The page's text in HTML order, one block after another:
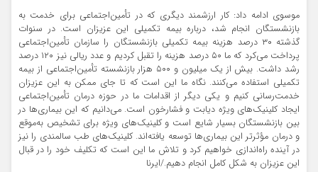
موسوی ادامه داد: کار ارزشمند دیگری که در تأمین‌اجتماعی برای خدمت به
بازنشستگان انجام شد، درباره بیمه تکمیلی این عزیزان است. در سنوات
گذشته ۳۰ درصد هزینه بیمه تکمیلی بازنشستگان را سازمان تأمین‌اجتماعی
پرداخت می‌کرد که ما ۵۰ درصد هزینه را تقبل کردیم و عدد ریالی نیز ۱۲۰ درصد
رشد داشت. بیش از یک میلیون و ۵۰۰ هزار بازنشسته تأمین‌اجتماعی از بیمه
تکمیلی استفاده می‌کنند. نگاه ما این است که تا جای ممکن به این عزیزان
خدمت‌رسانی کنیم و یکی دیگر از اقدامات ما در حوزه درمان تأمین‌اجتماعی
ایجاد کلینیک‌های ویژه دیابت و فشارخون است. می‌دانیم که این بیماری‌ها در
بین بازنشستگان بسیار شایع است و کلینیک‌های ویژه برای تشخیص به‌موقع
و درمان مؤثرتر این بیماری‌ها توسعه یافته‌اند. کلینیک‌های طب سالمندی را نیز
در آینده راه‌اندازی خواهیم کرد و تلاش ما این است که تکلیف خود را در قبال
این عزیزان به شکل کامل انجام دهیم./ایرنا